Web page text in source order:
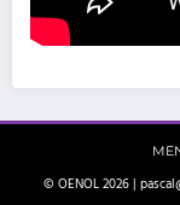
© OENOL 2026 |